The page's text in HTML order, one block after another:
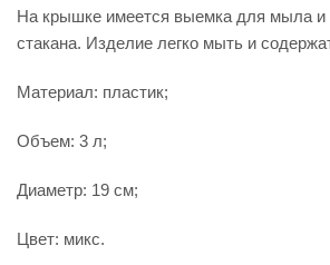
На крышке имеется выемка для мыла и
стакана. Изделие легко мыть и
Материал: пластик;
Объем: 3 л;
Диаметр: 19 см;
Цвет: микс.